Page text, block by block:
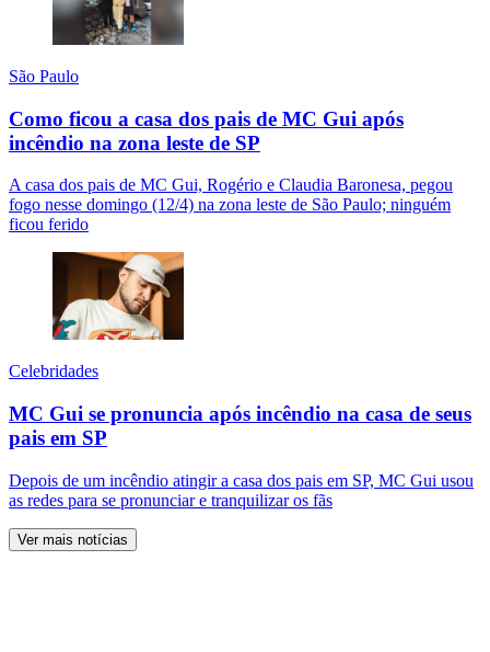
São Paulo
Como ficou a casa dos pais de MC Gui após
incêndio na zona leste de SP
A casa dos pais de MC Gui, Rogério e Claudia Baronesa, pegou
fogo nesse domingo (12/4) na zona leste de São Paulo; ninguém
ficou ferido
Celebridades
MC Gui se pronuncia após incêndio na casa de seus
pais em SP
Depois de um incêndio atingir a casa dos pais em SP, MC Gui usou
as redes para se pronunciar e tranquilizar os fãs
Ver mais notícias